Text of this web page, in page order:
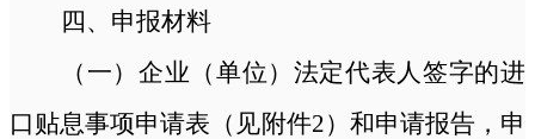
四、申报材料
（一）企业（单位）法定代表人签字的进
口贴息事项申请表（见附件2）和申请报告，申